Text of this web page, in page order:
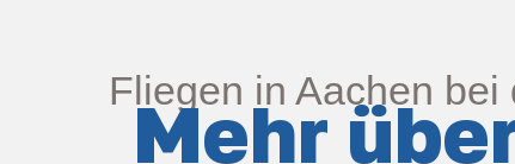
Fliegen in Aachen
Mehr